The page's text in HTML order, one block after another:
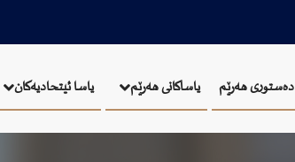
دەستوری هەرێم یاساکانی هەرێم یاسا ئيتحاديەكان